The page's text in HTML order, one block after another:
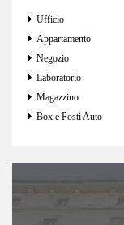
Ufficio
Appartamento
Negozio
Laboratorio
Magazzino
Box e Posti Auto